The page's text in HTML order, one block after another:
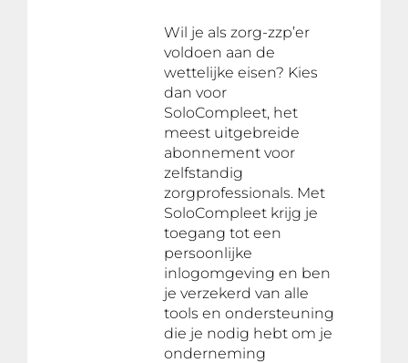
Wil je als zorg-zzp’er
voldoen aan de
wettelijke eisen? Kies
dan voor
SoloCompleet, het
meest uitgebreide
abonnement voor
zelfstandig
zorgprofessionals. Met
SoloCompleet krijg je
toegang tot een
persoonlijke
inlogomgeving en ben
je verzekerd van alle
tools en ondersteuning
die je nodig hebt om je
onderneming